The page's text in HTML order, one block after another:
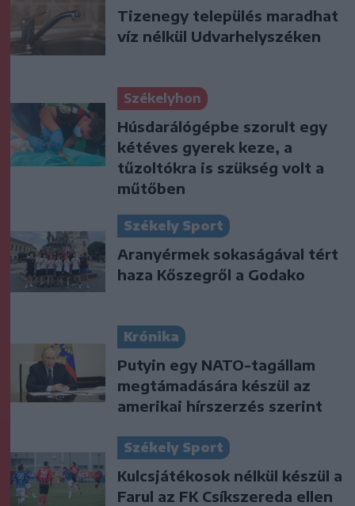
Tizenegy település maradhat
víz nélkül Udvarhelyszéken
Székelyhon
Húsdarálógépbe szorult egy
kétéves gyerek keze, a
tűzoltókra is szükség volt a
műtőben
Székely Sport
Aranyérmek sokaságával tért
haza Kőszegről a Godako
Krónika
Putyin egy NATO-tagállam
megtámadására készül az
amerikai hírszerzés szerint
Székely Sport
Kulcsjátékosok nélkül készül a
Farul az FK Csíkszereda ellen